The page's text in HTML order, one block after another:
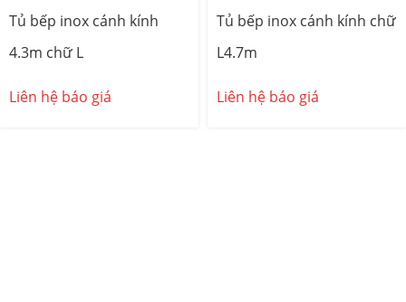
Tủ bếp inox cánh kính
4.3m chữ L
Liên hệ báo giá
Tủ bếp inox cánh kính chữ
L4.7m
Liên hệ báo giá